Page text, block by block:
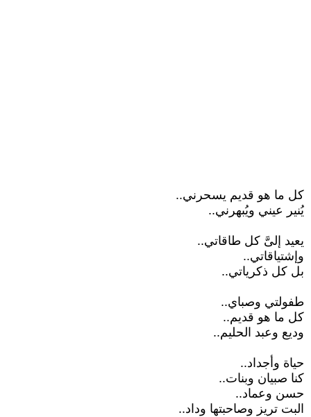
كل ما هو قديم يسحرني..
يُنير عيني ويُبهرني..
يعيد إلىَّ كل طاقاتي..
وإشتياقاتي..
بل كل ذكرياتي..
طفولتي وصباي..
كل ما هو قديم..
وديع وعبد الحليم..
حياة وأجداد..
كنا صبيان وبنات..
حسن وعماد..
البت تريز وصاحبتها وداد..